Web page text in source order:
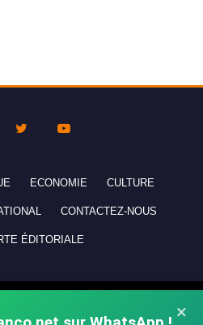
×
ECONOMIE CULTURE
CONTACTEZ-NOUS
ÉDITORIALE
rights reserved.